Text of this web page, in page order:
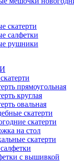
скатерти
салфетки
рушники
прямоугольная
круглая
овальная
скатерти
скатерти
на стол
скатерти
с вышивкой